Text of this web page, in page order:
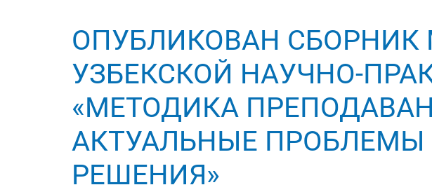
ОПУБЛИКОВАН СБОРНИК
УЗБЕКСКОЙ НАУЧНО-
«МЕТОДИКА
АКТУАЛЬНЫЕ
РЕШЕНИЯ»